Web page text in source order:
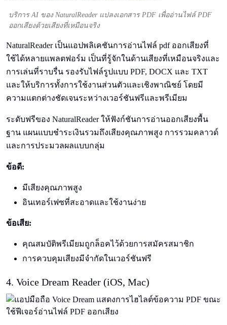
บริการ AI ของ NaturalReader แปลงเอกสาร PDF เพื่ออ่านไฟล์ PDF
ออกเสียงด้วยเสียงที่เหมือนจริง
NaturalReader เป็นแอปพลิเคชันการอ่านไฟล์ pdf ออกเสียงที่
ใช้ได้หลายแพลตฟอร์ม เป็นที่รู้จักในด้านเสียงที่เหมือนจริงและ
การเล่นที่ราบรื่น รองรับไฟล์รูปแบบ PDF, DOCX และ TXT
และให้บริการทั้งการใช้งานส่วนตัวและเชิงพาณิชย์ โดยมี
ความแตกต่างชัดเจนระหว่างเวอร์ชันฟรีและพรีเมียม
ระดับฟรีของ NaturalReader ให้ฟังก์ชันการอ่านออกเสียงพื้น
ฐาน แผนแบบชำระเงินรวมถึงเสียงคุณภาพสูง การรวมคลาวด์
และการประมวลผลแบบกลุ่ม
ข้อดี:
มีเสียงคุณภาพสูง
อินเทอร์เฟซที่สะอาดและใช้งานง่าย
ข้อเสีย:
คุณสมบัติพรีเมียมถูกล็อคไว้ด้วยการสมัครสมาชิก
การควบคุมเสียงมีจำกัดในเวอร์ชันฟรี
4. Voice Dream Reader (iOS, Mac)